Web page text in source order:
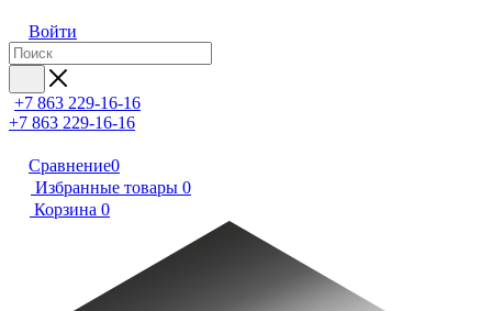
Войти
+7 863 229-16-16
+7 863 229-16-16
Сравнение0
Избранные товары 0
Корзина 0